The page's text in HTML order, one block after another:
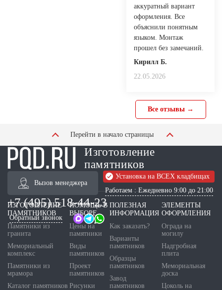
аккуратный вариант
оформления. Все
объяснили понятным
языком. Монтаж
прошел без замечаний.
Кирилл Б.
22.05.2026
Все отзывы →
Перейти в начало страницы
Изготовление
памятников
Вызов менеджера
Установка на ВСЕХ кладбищах
Работаем : Ежедневно 9:00 до 21:00
+7 (495) 518-44-23
Обратный звонок
ИЗГОТОВЛЕНИЕ
ПАМЯТНИКОВ
Памятники из
гранита
Мемориальный
комплекс
Памятники из
мрамора
Каталог памятников
ПОМОЩЬ В
ВЫБОРЕ
Цены на
памятники
Виды
памятников
Проект
памятников
Рисунки
ПОЛЕЗНАЯ
ИНФОРМАЦИЯ
Как заказать?
Варианты
памятников
Образцы
памятников
Завод
памятников
ЭЛЕМЕНТЫ
ОФОРМЛЕНИЯ
Ограда на
могилу
Надгробная
плита
Мемориальная
доска
Цоколь на